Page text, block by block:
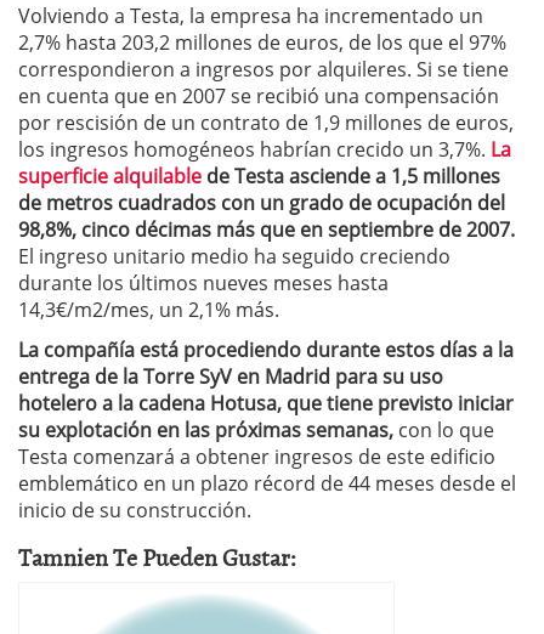
Volviendo a Testa, la empresa ha incrementado un
2,7% hasta 203,2 millones de euros, de los que el 97%
correspondieron a ingresos por alquileres. Si se tiene
en cuenta que en 2007 se recibió una compensación
por rescisión de un contrato de 1,9 millones de euros,
los ingresos homogéneos habrían crecido un 3,7%. La
superficie alquilable de Testa asciende a 1,5 millones
de metros cuadrados con un grado de ocupación del
98,8%, cinco décimas más que en septiembre de 2007.
El ingreso unitario medio ha seguido creciendo
durante los últimos nueves meses hasta
14,3€/m2/mes, un 2,1% más.
La compañía está procediendo durante estos días a la
entrega de la Torre SyV en Madrid para su uso
hotelero a la cadena Hotusa, que tiene previsto iniciar
su explotación en las próximas semanas, con lo que
Testa comenzará a obtener ingresos de este edificio
emblemático en un plazo récord de 44 meses desde el
inicio de su construcción.
Tamnien Te Pueden Gustar: